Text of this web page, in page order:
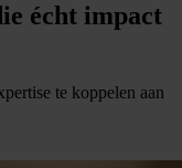
écht impact
te koppelen aan